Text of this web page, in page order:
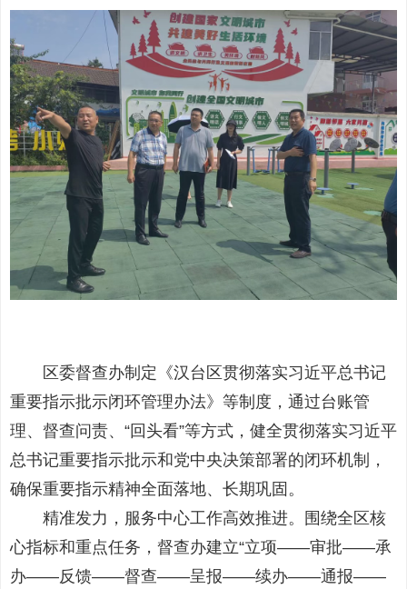
区委督查办制定《汉台区贯彻落实习近平总书记
重要指示批示闭环管理办法》等制度，通过台账管
理、督查问责、“回头看”等方式，健全贯彻落实习近平
总书记重要指示批示和党中央决策部署的闭环机制，
确保重要指示精神全面落地、长期巩固。
精准发力，服务中心工作高效推进。围绕全区核
心指标和重点任务，督查办建立“立项——审批——承
办——反馈——督查——呈报——续办——通报——